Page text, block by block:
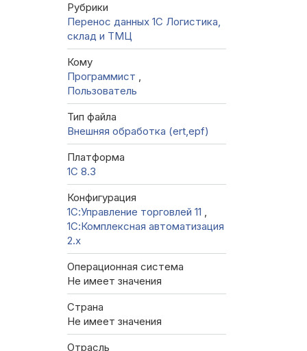
Рубрики
Перенос данных 1C Логистика,
склад и ТМЦ
Кому
Программист ,
Пользователь
Тип файла
Внешняя обработка (ert,epf)
Платформа
1С 8.3
Конфигурация
1С:Управление торговлей 11 ,
1С:Комплексная автоматизация
2.х
Операционная система
Не имеет значения
Страна
Не имеет значения
Отрасль